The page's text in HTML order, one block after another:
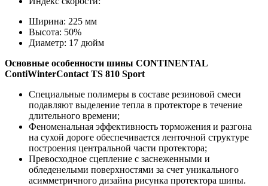
Ширина: 225 мм
Высота: 50%
Диаметр: 17 дюйм
Основные особенности шины CONTINENTAL
ContiWinterContact TS 810 Sport
Специальные полимеры в составе резиновой смеси
подавляют выделение тепла в протекторе в течение
длительного времени;
Феноменальная эффективность торможения и разгона
на сухой дороге обеспечивается ленточной структуре
построения центральной части протектора;
Превосходное сцепление с заснеженными и
обледенелыми поверхностями за счет уникального
асимметричного дизайна рисунка протектора шины.